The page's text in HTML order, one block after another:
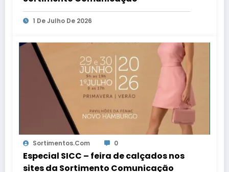
1 De Julho De 2026
Sortimentos.com 0
Especial SICC – feira de calçados nos
sites da Sortimento Comunicação